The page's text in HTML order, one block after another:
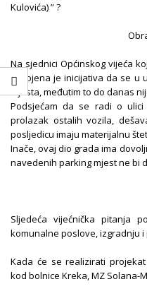
Kulovića) ” ?
Na sjednici Općinskog vijeća
usvojena je inicijativa da se u
mjesta, međutim to do danas
Podsjećam da se radi o
prolazak ostalih vozila,
posljedicu imaju materijalnu
Inače, ovaj dio grada ima
navedenih parking mjest ne bi
Sljedeća vijećnička pitanja
komunalne poslove, izgradnju
Kada će se realizirati
kod bolnice Kreka, MZ Solana-